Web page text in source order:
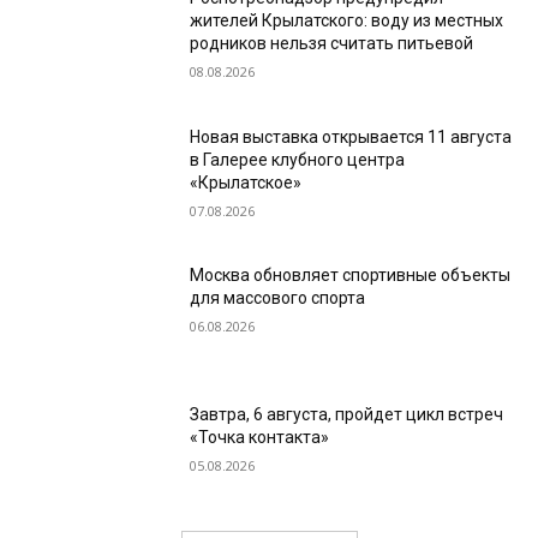
жителей Крылатского: воду из местных
родников нельзя считать питьевой
08.08.2026
Новая выставка открывается 11 августа
в Галерее клубного центра
«Крылатское»
07.08.2026
Москва обновляет спортивные объекты
для массового спорта
06.08.2026
Завтра, 6 августа, пройдет цикл встреч
«Точка контакта»
05.08.2026